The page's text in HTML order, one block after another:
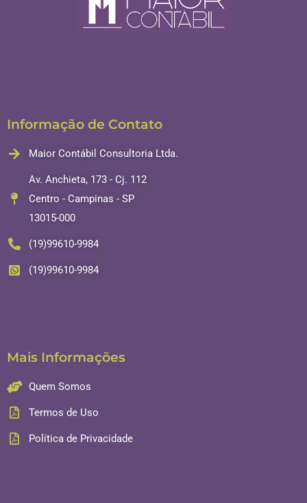
Informação de Contato
Maior Contábil Consultoria Ltda.
Av. Anchieta, 173 - Cj. 112
Centro - Campinas - SP
13015-000
(19)99610-9984
(19)99610-9984
Mais Informações
Quem Somos
Termos de Uso
Política de Privacidade